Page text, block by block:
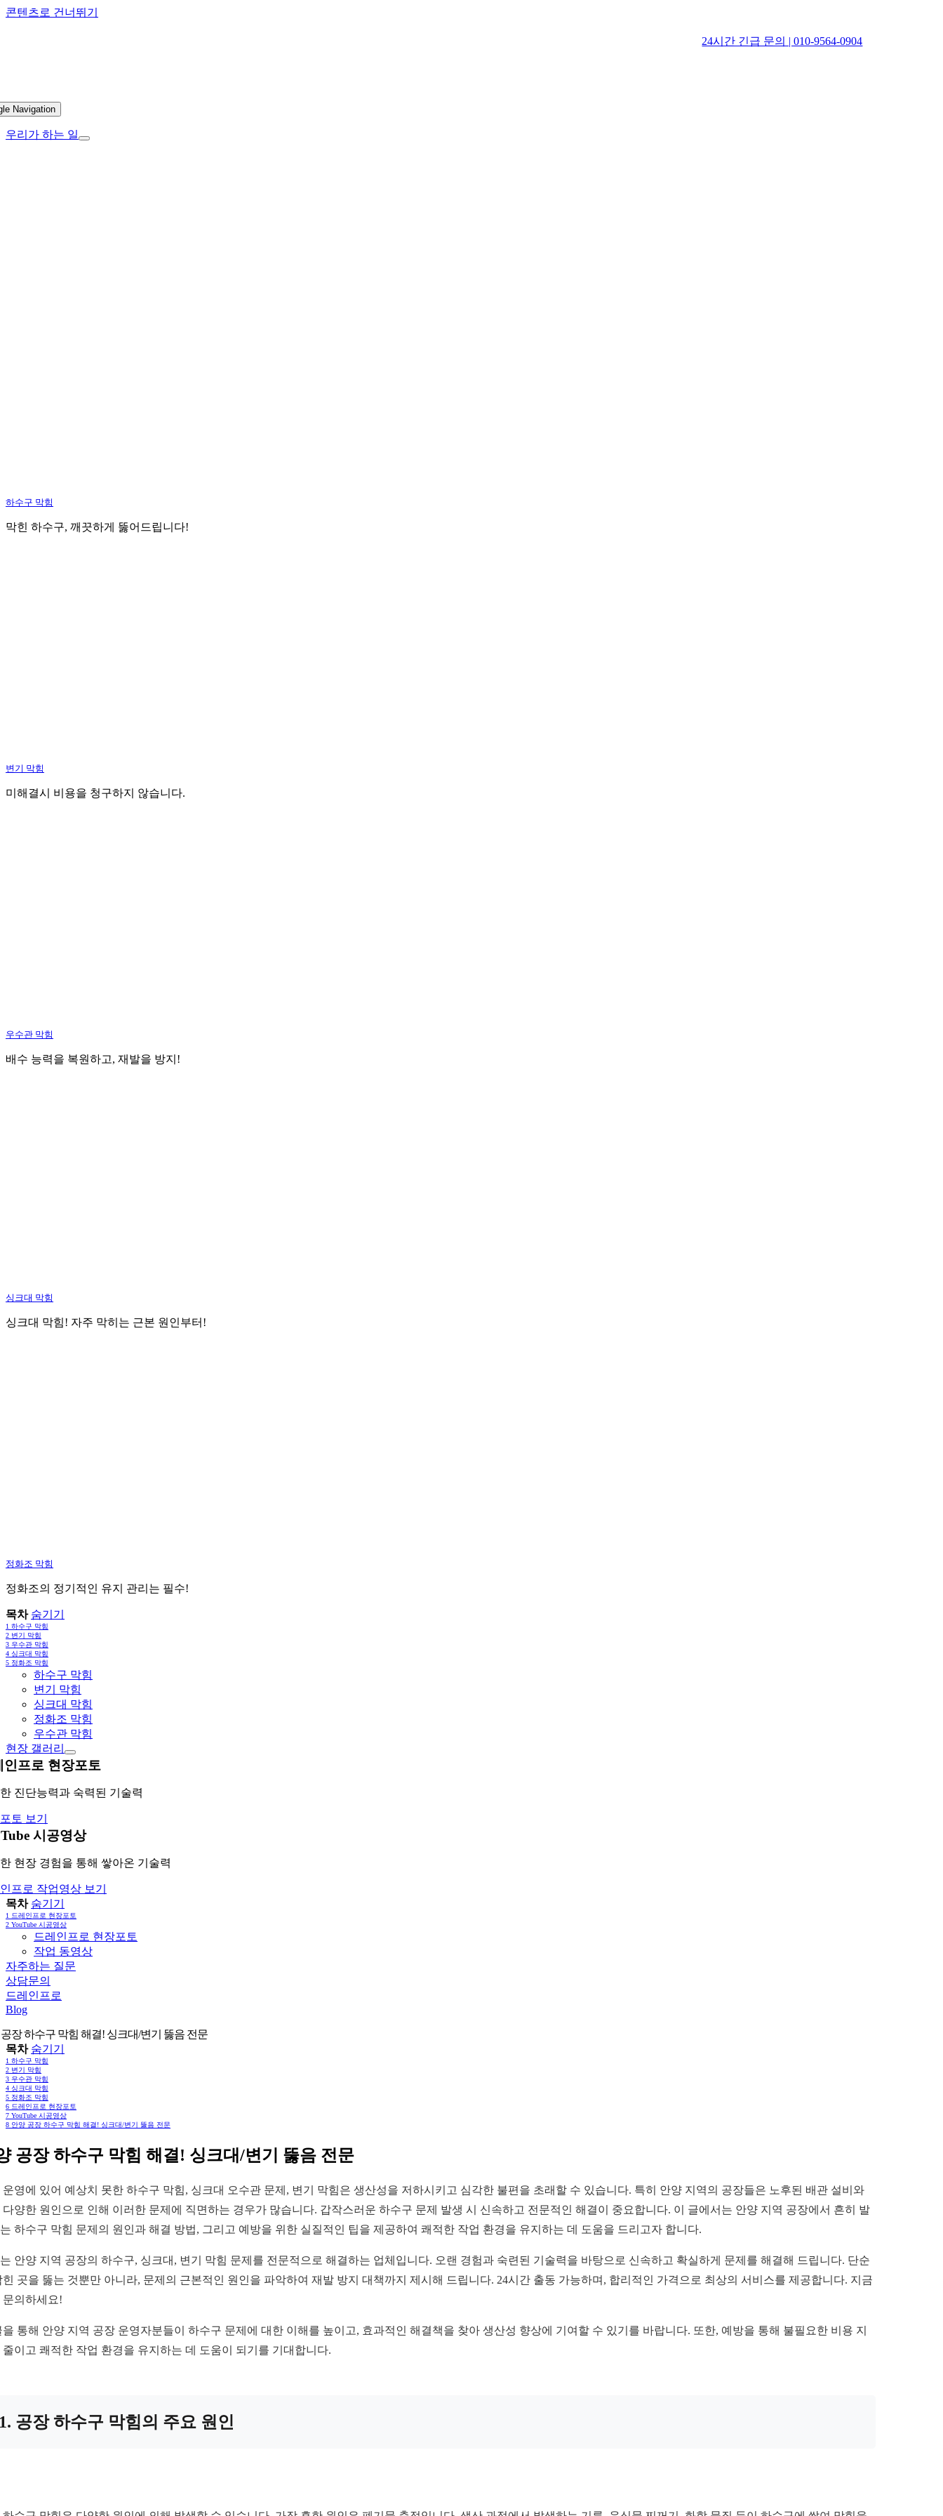
콘텐츠로 건너뛰기
24시간 긴급 문의 | 010-9564-0904
Navigation
우리가 하는 일
하수구 막힘
막힌 하수구, 깨끗하게 뚫어드립니다!
변기 막힘
미해결시 비용을 청구하지 않습니다.
우수관 막힘
배수 능력을 복원하고, 재발을 방지!
싱크대 막힘
싱크대 막힘! 자주 막히는 근본 원인부터!
정화조 막힘
정화조의 정기적인 유지 관리는 필수!
목차 숨기기
1 하수구 막힘
2 변기 막힘
3 우수관 막힘
4 싱크대 막힘
5 정화조 막힘
하수구 막힘
변기 막힘
싱크대 막힘
정화조 막힘
우수관 막힘
현장 갤러리
인프로 현장포토
진단능력과 숙력된 기술력
토 보기
시공영상
현장 경험을 통해 쌓아온 기술력
프로 작업영상 보기
목차 숨기기
1 드레인프로 현장포토
2 YouTube 시공영상
드레인프로 현장포토
작업 동영상
자주하는 질문
상담문의
드레인프로
Blog
장 하수구 막힘 해결! 싱크대/변기 뚫음 전문
목차 숨기기
1 하수구 막힘
2 변기 막힘
3 우수관 막힘
4 싱크대 막힘
5 정화조 막힘
6 드레인프로 현장포토
7 YouTube 시공영상
8 안양 공장 하수구 막힘 해결! 싱크대/변기 뚫음 전문
공장 하수구 막힘 해결! 싱크대/변기 뚫음 전문
운영에 있어 예상치 못한 하수구 막힘, 싱크대 오수관 문제, 변기 막힘은 생산성을 저하시키고 심각한 불편을 초래할 수 있습니다. 특히 안양 지역의 공장들은 노후된 배관 설비와
다양한 원인으로 인해 이러한 문제에 직면하는 경우가 많습니다. 갑작스러운 하수구 문제 발생 시 신속하고 전문적인 해결이 중요합니다. 이 글에서는 안양 지역 공장에서 흔히 발
하수구 막힘 문제의 원인과 해결 방법, 그리고 예방을 위한 실질적인 팁을 제공하여 쾌적한 작업 환경을 유지하는 데 도움을 드리고자 합니다.
안양 지역 공장의 하수구, 싱크대, 변기 막힘 문제를 전문적으로 해결하는 업체입니다. 오랜 경험과 숙련된 기술력을 바탕으로 신속하고 확실하게 문제를 해결해 드립니다. 단순
힌 곳을 뚫는 것뿐만 아니라, 문제의 근본적인 원인을 파악하여 재발 방지 대책까지 제시해 드립니다. 24시간 출동 가능하며, 합리적인 가격으로 최상의 서비스를 제공합니다. 지금
문의하세요!
을 통해 안양 지역 공장 운영자분들이 하수구 문제에 대한 이해를 높이고, 효과적인 해결책을 찾아 생산성 향상에 기여할 수 있기를 바랍니다. 또한, 예방을 통해 불필요한 비용 지
줄이고 쾌적한 작업 환경을 유지하는 데 도움이 되기를 기대합니다.
공장 하수구 막힘의 주요 원인